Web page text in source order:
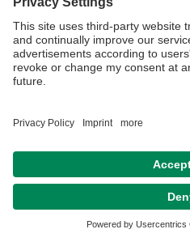
Datenschutz / Disclaimer Impressum
Kontakt
Barrierefreiheitserklärung